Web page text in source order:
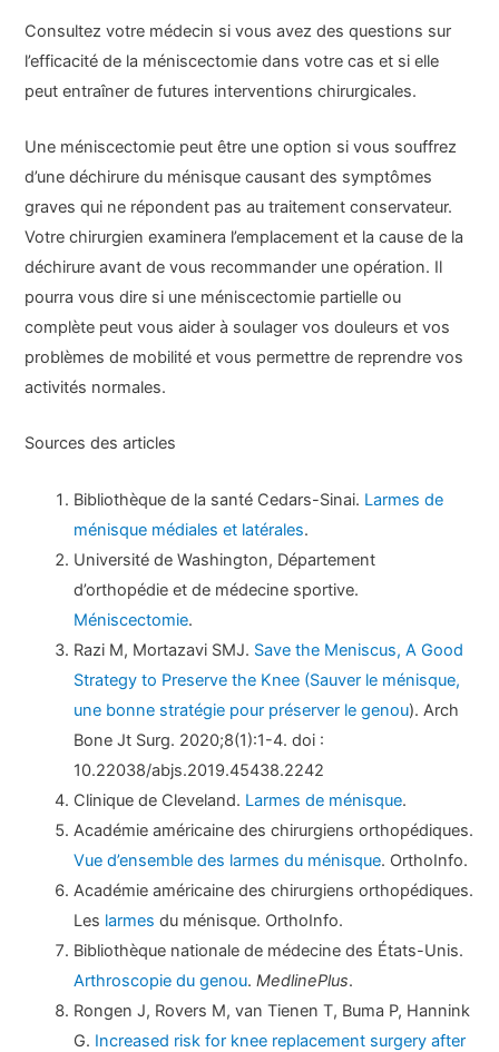
Consultez votre médecin si vous avez des questions sur
l’efficacité de la méniscectomie dans votre cas et si elle
peut entraîner de futures interventions chirurgicales.
Une méniscectomie peut être une option si vous souffrez
d’une déchirure du ménisque causant des symptômes
graves qui ne répondent pas au traitement conservateur.
Votre chirurgien examinera l’emplacement et la cause de la
déchirure avant de vous recommander une opération. Il
pourra vous dire si une méniscectomie partielle ou
complète peut vous aider à soulager vos douleurs et vos
problèmes de mobilité et vous permettre de reprendre vos
activités normales.
Sources des articles
Bibliothèque de la santé Cedars-Sinai. Larmes de
ménisque médiales et latérales.
Université de Washington, Département
d’orthopédie et de médecine sportive.
Méniscectomie.
Razi M, Mortazavi SMJ. Save the Meniscus, A Good
Strategy to Preserve the Knee (Sauver le ménisque,
une bonne stratégie pour préserver le genou). Arch
Bone Jt Surg. 2020;8(1):1-4. doi :
10.22038/abjs.2019.45438.2242
Clinique de Cleveland. Larmes de ménisque.
Académie américaine des chirurgiens orthopédiques.
Vue d’ensemble des larmes du ménisque. OrthoInfo.
Académie américaine des chirurgiens orthopédiques.
Les larmes du ménisque. OrthoInfo.
Bibliothèque nationale de médecine des États-Unis.
Arthroscopie du genou.MedlinePlus.
Rongen J, Rovers M, van Tienen T, Buma P, Hannink
G. Increased risk for knee replacement surgery after